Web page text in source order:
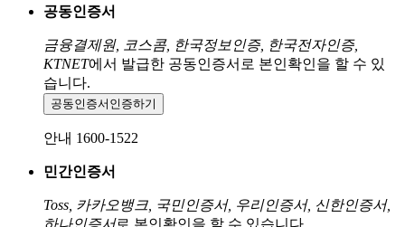
공동인증서
금융결제원, 코스콤, 한국정보인증, 한국전자인증,
KTNET에서 발급한 공동인증서로 본인확인을 할 수 있
습니다.
공동인증서 인증하기
안내 1600-1522
민간인증서
Toss, 카카오뱅크, 국민인증서, 우리인증서, 신한인증서,